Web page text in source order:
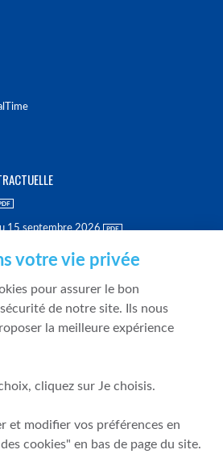
15 septembre 2026
et de résolution
votre vie privée
pour assurer le bon
de notre site. Ils nous
la meilleure expérience
cliquez sur Je choisis.
et modifier vos préférences en
cookies" en bas de page du site.